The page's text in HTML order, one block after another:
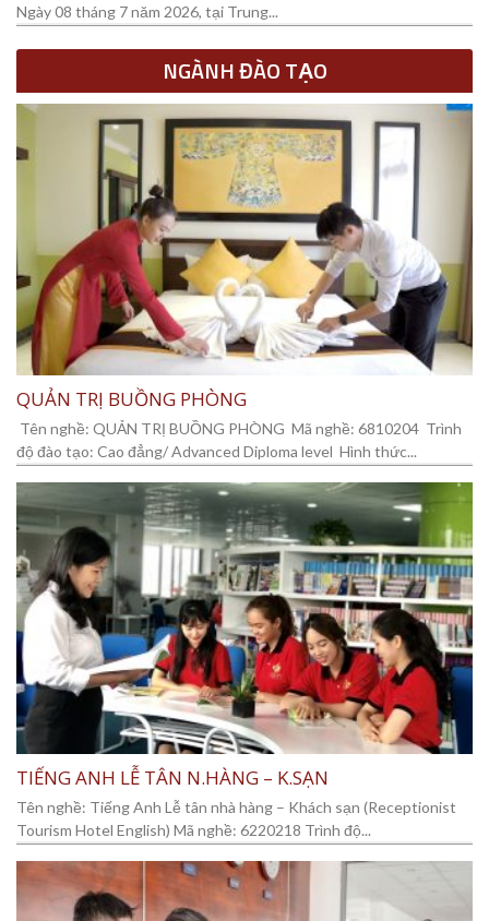
Ngày 08 tháng 7 năm 2026, tại Trung...
NGÀNH ĐÀO TẠO
QUẢN TRỊ BUỒNG PHÒNG
Tên nghề: QUẢN TRỊ BUỒNG PHÒNG Mã nghề: 6810204 Trình
độ đào tạo: Cao đẳng/ Advanced Diploma level Hình thức...
TIẾNG ANH LỄ TÂN N.HÀNG – K.SẠN
Tên nghề: Tiếng Anh Lễ tân nhà hàng – Khách sạn (Receptionist
Tourism Hotel English) Mã nghề: 6220218 Trình độ...